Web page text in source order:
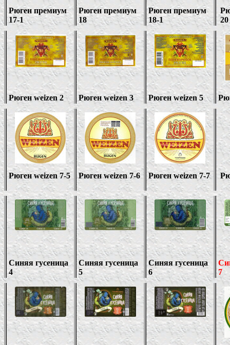
Рюген премиум
17-1
Рюген премиум
18
Рюген премиум
18-1
20
Рюгенweizen 2 Рюгенweizen3 Рюгенweizen 5
Рюгенweizen7-5 Рюгенweizen7-6 Рюгенweizen7-7
Синяя гусеница
4
Синяя гусеница
5
Синяя гусеница
6
7